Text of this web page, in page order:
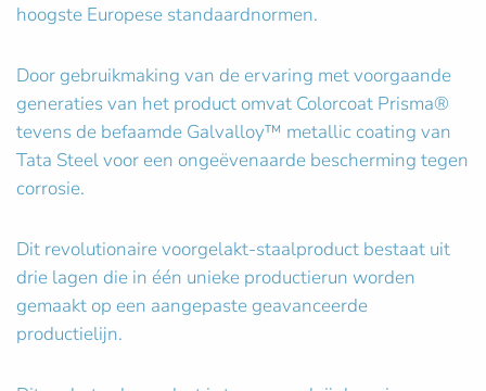
hoogste Europese standaardnormen.
Door gebruikmaking van de ervaring met voorgaande
generaties van het product omvat Colorcoat Prisma®
tevens de befaamde Galvalloy™ metallic coating van
Tata Steel voor een ongeëvenaarde bescherming tegen
corrosie.
Dit revolutionaire voorgelakt-staalproduct bestaat uit
drie lagen die in één unieke productierun worden
gemaakt op een aangepaste geavanceerde
productielijn.